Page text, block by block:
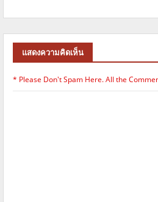
แสดงความคิดเห็น
* Please Don't Spam Here. All the